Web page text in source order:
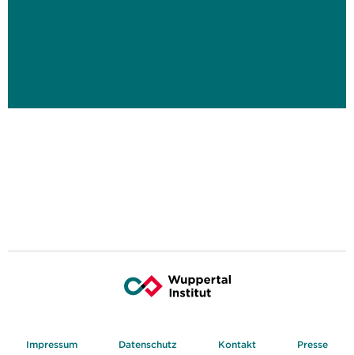
Impressum Datenschutz Kontakt Presse